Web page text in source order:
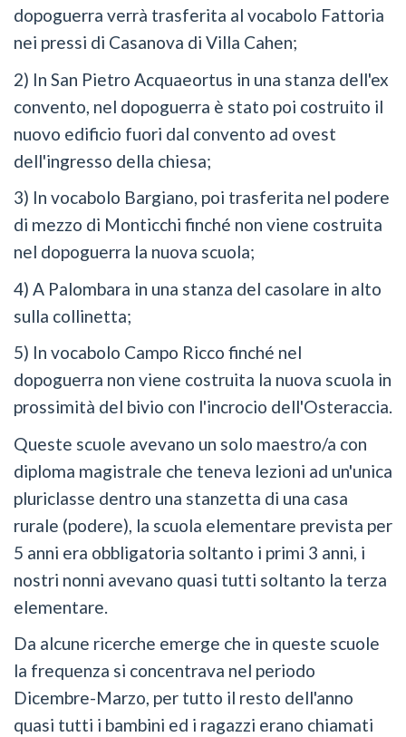
dopoguerra verrà trasferita al vocabolo Fattoria
nei pressi di Casanova di Villa Cahen;
2) In San Pietro Acquaeortus in una stanza dell'ex
convento, nel dopoguerra è stato poi costruito il
nuovo edificio fuori dal convento ad ovest
dell'ingresso della chiesa;
3) In vocabolo Bargiano, poi trasferita nel podere
di mezzo di Monticchi finché non viene costruita
nel dopoguerra la nuova scuola;
4) A Palombara in una stanza del casolare in alto
sulla collinetta;
5) In vocabolo Campo Ricco finché nel
dopoguerra non viene costruita la nuova scuola in
prossimità del bivio con l'incrocio dell'Osteraccia.
Queste scuole avevano un solo maestro/a con
diploma magistrale che teneva lezioni ad un'unica
pluriclasse dentro una stanzetta di una casa
rurale (podere), la scuola elementare prevista per
5 anni era obbligatoria soltanto i primi 3 anni, i
nostri nonni avevano quasi tutti soltanto la terza
elementare.
Da alcune ricerche emerge che in queste scuole
la frequenza si concentrava nel periodo
Dicembre-Marzo, per tutto il resto dell'anno
quasi tutti i bambini ed i ragazzi erano chiamati